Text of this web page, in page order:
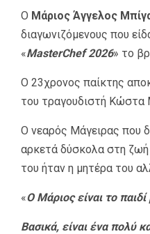
Ο Μάριος Άγγελος
διαγωνιζόμενους που
«MasterChef 2026» το
Ο 23χρονος παίκτης
του τραγουδιστή Κώστα
Ο νεαρός Μάγειρας που
αρκετά δύσκολα στη ζωή
του ήταν η μητέρα του
«Ο Μάριος είναι το
Βασικά, είναι ένα πολύ